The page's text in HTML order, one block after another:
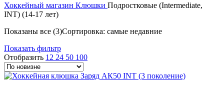
Хоккейный магазин Клюшки Подростковые (Intermediate,
INT) (14-17 лет)
Показаны все (3)Сортировка: самые недавние
Показать фильтр
Отобразить 12 24 50 100